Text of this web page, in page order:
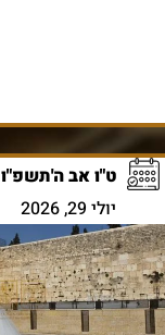
ט"ו אב ה'תשפ"ו
יולי 29, 2026